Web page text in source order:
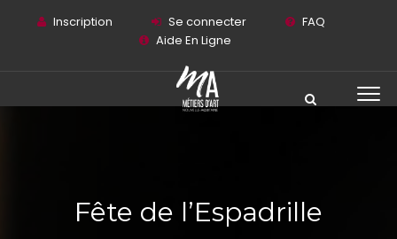
Inscription Se connecter
FAQ
Aide En Ligne
Fête de l’Espadrille